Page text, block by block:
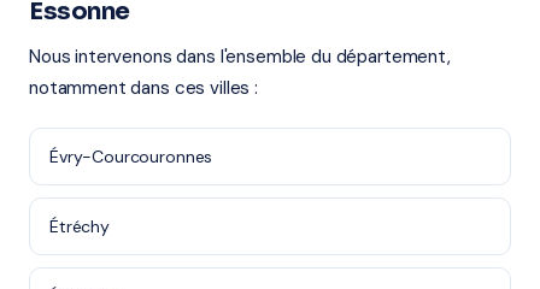
Essonne
Nous intervenons dans l'ensemble du département,
notamment dans ces villes :
Évry-Courcouronnes
Étréchy